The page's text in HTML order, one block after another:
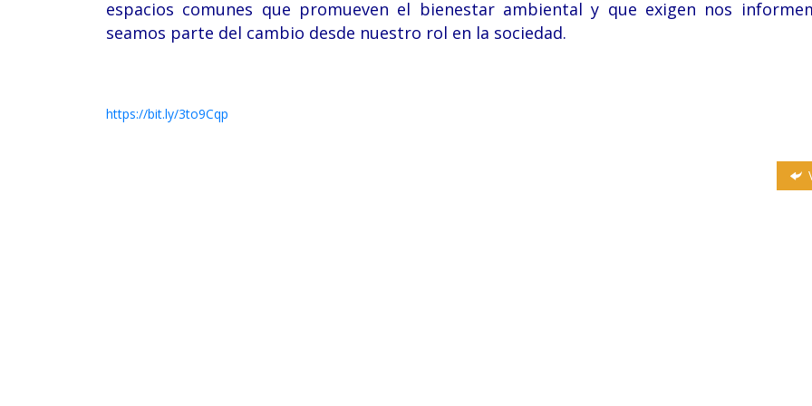
espacios comunes que promueven el bienestar ambiental y que exigen nos
seamos parte del cambio desde nuestro rol en la sociedad.
https://bit.ly/3to9Cqp